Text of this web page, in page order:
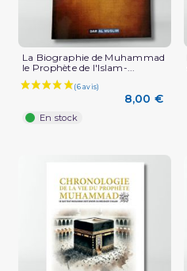
La Biographie de Muhammad
le Prophète de l'Islam-...
8,00 €
En stock